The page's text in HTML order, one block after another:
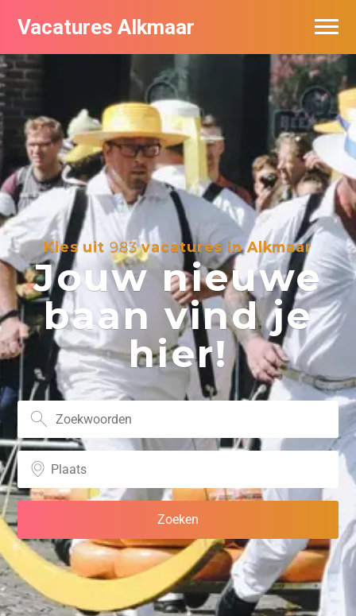
Vacatures Alkmaar
Kies uit 983vacatures in Alkmaar
Jouw nieuwe
baan vind je
hier!
Vacatures per bedrijf
Nieuwsbrief feed